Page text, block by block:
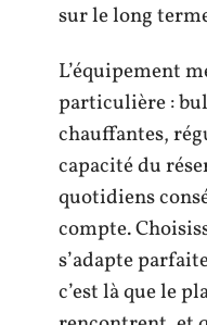
sur le long
L’équipement
particulière :
chauffantes,
capacité du
quotidiens
compte.
s’adapte
c’est là que le